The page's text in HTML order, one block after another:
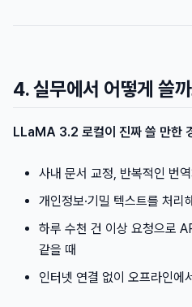
4. 실무에서 어떻게 쓸
LLaMA 3.2 로컬이 진짜 쓸 만한
사내 문서 교정, 반복적인 번
개인정보·기밀 텍스트를 처리
하루 수천 건 이상 요청으로
같을 때
인터넷 연결 없이 오프라인에